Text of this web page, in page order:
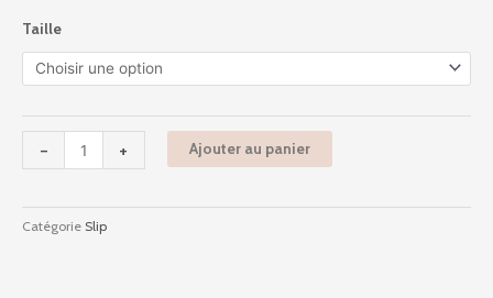
Taille
-
de
12s720
-
-
+ Ajouter au panier
Catégorie Slip